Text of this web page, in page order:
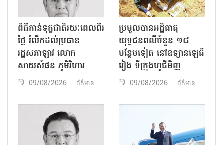
ពិធីកាន់ទុក្ខជាតិរយៈពេលពីរ
ថ្ងៃ រំលឹកដល់ប្រធាន
រដ្ឋសភាឡាវ លោក
សាយសំផន ភូមិវិហារ
09/08/2026 ព័ត៌មាន
ប្រមូលបានអដ្ឋិធាតុ
យុទ្ធជនពលីចំនួន ១៨
បន្ថែមទៀត នៅឧទ្យានឡេធី
រៀង ទីក្រុងហូជីមិញ
09/08/2026 ព័ត៌មាន